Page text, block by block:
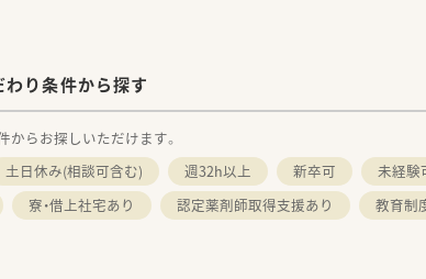
り条件から探す
らお探しいただけます。
土日休み(相談可含む) 週32h以上 新卒可 未経験
寮・借上社宅あり 認定薬剤師取得支援あり 教育制